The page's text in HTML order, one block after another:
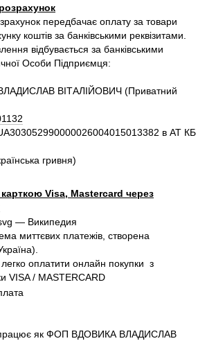
передбачає оплату за товари
коштів за банківськими реквізитами.
відбувається за банківськими
Особи Підприємця:
ВІТАЛІЙОВИЧ (Приватний
в АТ КБ
гривня)
Visa, Mastercard через
миттєвих платежів, створена
оплатити онлайн покупки з
VISA / MASTERCARD
як ФОП ВДОВИКА ВЛАДИСЛАВ